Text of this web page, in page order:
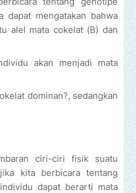
dapat mengatakan bahwa
alel mata cokelat (B) dan
akan menjadi mata
dominan?, sedangkan
ciri-ciri fisik suatu
kita berbicara tentang
dapat berarti mata